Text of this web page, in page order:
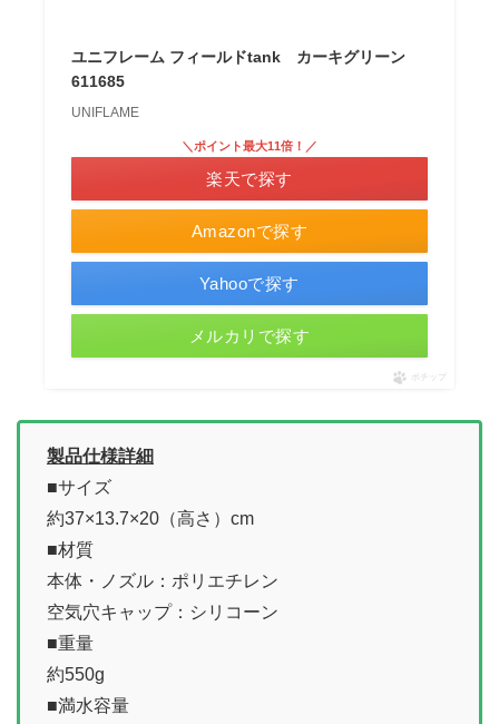
ユニフレーム フィールドtank カーキグリーン
611685
UNIFLAME
Amazonで探す
＼ポイント最大11倍！／
楽天で探す
Yahooで探す
メルカリで探す
ポチップ
製品仕様詳細
■サイズ
約37×13.7×20（高さ）cm
■材質
本体・ノズル：ポリエチレン
空気穴キャップ：シリコーン
■重量
約550g
■満水容量